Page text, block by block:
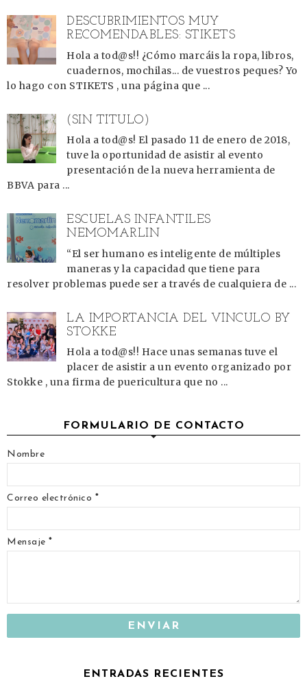
DESCUBRIMIENTOS MUY
RECOMENDABLES: STIKETS
Hola a tod@s!! ¿Cómo marcáis la ropa, libros,
cuadernos, mochilas... de vuestros peques? Yo
lo hago con STIKETS , una página que ...
(SIN TÍTULO)
Hola a tod@s! El pasado 11 de enero de 2018,
tuve la oportunidad de asistir al evento
presentación de la nueva herramienta de
BBVA para ...
ESCUELAS INFANTILES
NEMOMARLIN
“El ser humano es inteligente de múltiples
maneras y la capacidad que tiene para
resolver problemas puede ser a través de cualquiera de ...
LA IMPORTANCIA DEL VÍNCULO BY
STOKKE
Hola a tod@s!! Hace unas semanas tuve el
placer de asistir a un evento organizado por
Stokke , una firma de puericultura que no ...
FORMULARIO DE CONTACTO
Nombre
Correo electrónico *
Mensaje *
ENTRADAS RECIENTES